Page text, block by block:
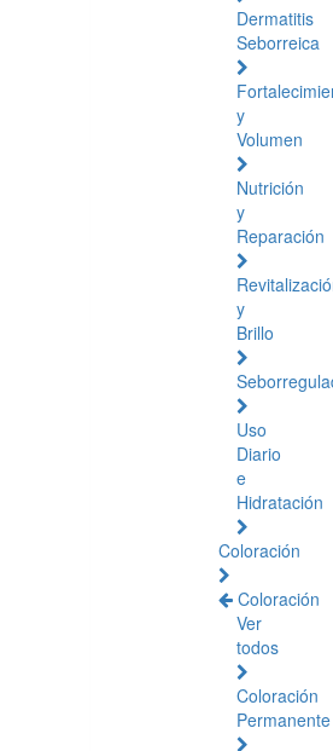
Dermatitis
Seborreica
y
Volumen
Nutrición
y
Reparación
y
Brillo
Uso
Diario
e
Hidratación
Coloración
Coloración
Ver
todos
Coloración
Permanente